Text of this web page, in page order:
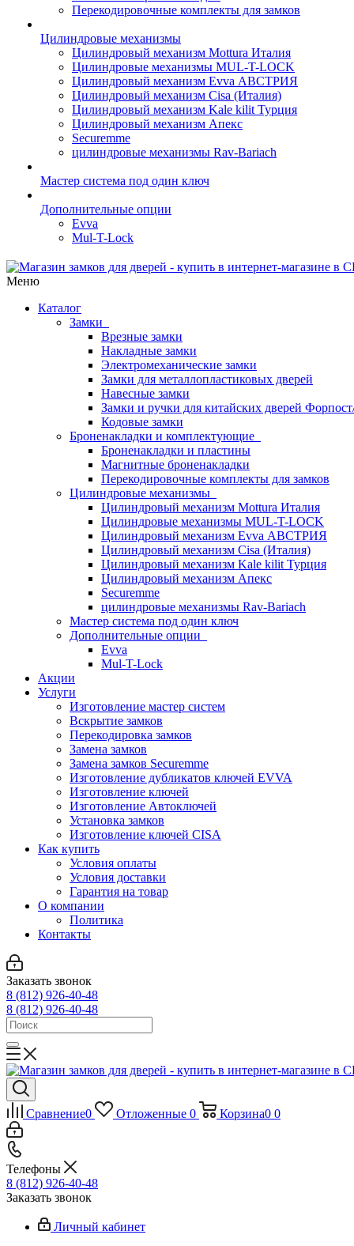
Перекодировочные комплекты для замков
Цилиндровые механизмы
Цилиндровый механизм Mottura Италия
Цилиндровые механизмы MUL-T-LOCK
Цилиндровый механизм Evva АВСТРИЯ
Цилиндровый механизм Cisa (Италия)
Цилиндровый механизм Kale kilit Турция
Цилиндровый механизм Апекс
Securemme
цилиндровые механизмы Rav-Bariach
Мастер система под один ключ
Дополнительные опции
Evva
Mul-T-Lock
Меню
Каталог
Замки
Врезные замки
Накладные замки
Электромеханические замки
Замки для металлопластиковых дверей
Навесные замки
Замки и ручки для китайских дверей
Кодовые замки
Броненакладки и комплектующие
Броненакладки и пластины
Магнитные броненакладки
Перекодировочные комплекты для замков
Цилиндровые механизмы
Цилиндровый механизм Mottura Италия
Цилиндровые механизмы MUL-T-LOCK
Цилиндровый механизм Evva АВСТРИЯ
Цилиндровый механизм Cisa (Италия)
Цилиндровый механизм Kale kilit Турция
Цилиндровый механизм Апекс
Securemme
цилиндровые механизмы Rav-Bariach
Мастер система под один ключ
Дополнительные опции
Evva
Mul-T-Lock
Акции
Услуги
Изготовление мастер систем
Вскрытие замков
Перекодировка замков
Замена замков
Замена замков Securemme
Изготовление дубликатов ключей EVVA
Изготовление ключей
Изготовление Автоключей
Установка замков
Изготовление ключей CISA
Как купить
Условия оплаты
Условия доставки
Гарантия на товар
О компании
Политика
Контакты
Заказать звонок
8 (812) 926-40-48
8 (812) 926-40-48
Сравнение0 Отложенные 0 Корзина0 0
Телефоны
8 (812) 926-40-48
Заказать звонок
Личный кабинет